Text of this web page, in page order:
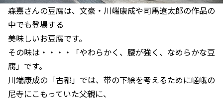
森嘉さんの豆腐は、文豪・川端康成や司馬遼太郎の作品の
中でも登場する
美味しいお豆腐です。
その味は・・・・「やわらかく、腰が強く、なめらかな豆
腐」です。
川端康成の「古都」では、帯の下絵を考えるために嵯峨の
尼寺にこもっていた父親に、